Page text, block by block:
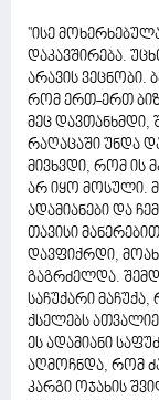
''ისე
დაკავშირება.
არავის ვეცნობი.
რომ ერთ-ერთ
მეც დავთანხმდი,
რაღაცაში უნდა
მივხვდი, რომ ის
არ იყო მოსული.
ადამიანები და
თავისი
დავფიქრდი,
გაგრძელდა.
საჩუქარი
ქსელებს
ეს ადამიანი
აღმოჩნდა, რომ
კარგი ოჯახის